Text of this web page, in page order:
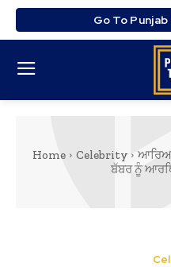
Go To
Home Celebrity
ਆਰਿਆ
ਬੱਬਰ ਨੂੰ